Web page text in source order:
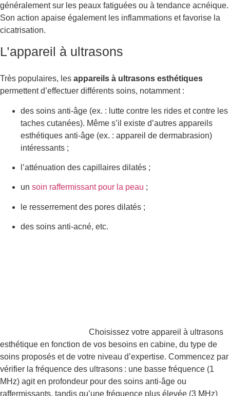
généralement sur les peaux fatiguées ou à tendance acnéique.
Son action apaise également les inflammations et favorise la
cicatrisation.
L’appareil à ultrasons
Très populaires, les appareils à ultrasons esthétiques
permettent d’effectuer différents soins, notamment :
des soins anti-âge (ex. : lutte contre les rides et contre les
taches cutanées). Même s’il existe d’autres appareils
esthétiques anti-âge (ex. : appareil de dermabrasion)
intéressants ;
l’atténuation des capillaires dilatés ;
un soin raffermissant pour la peau ;
le resserrement des pores dilatés ;
des soins anti-acné, etc.
Choisissez votre appareil à ultrasons
esthétique en fonction de vos besoins en cabine, du type de
soins proposés et de votre niveau d’expertise. Commencez par
vérifier la fréquence des ultrasons : une basse fréquence (1
MHz) agit en profondeur pour des soins anti-âge ou
raffermissants, tandis qu’une fréquence plus élevée (3 MHz)